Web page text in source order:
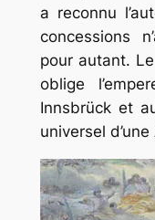
a reconnu
concessions
pour autant.
oblige
Innsbrück et
universel